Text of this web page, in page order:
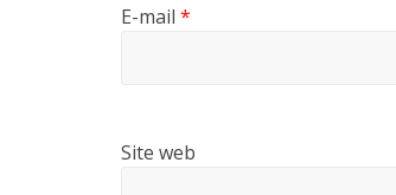
E-mail *
Site web